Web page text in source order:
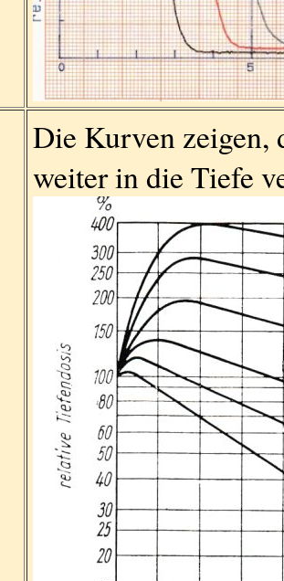
Die Kurven zeigen,
weiter in die Tiefe